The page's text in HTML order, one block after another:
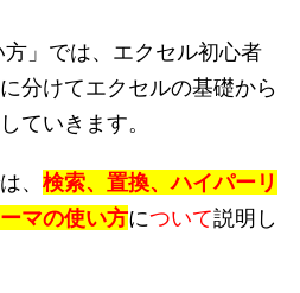
方」では、エクセル初心者
分けてエクセルの基礎から
ていきます。
、 検索、置換、ハイパーリ
マの使い方について説明し